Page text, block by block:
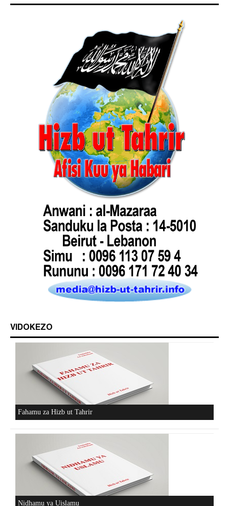
VIDOKEZO
Fahamu za Hizb ut Tahrir
Nidhamu ya Uislamu